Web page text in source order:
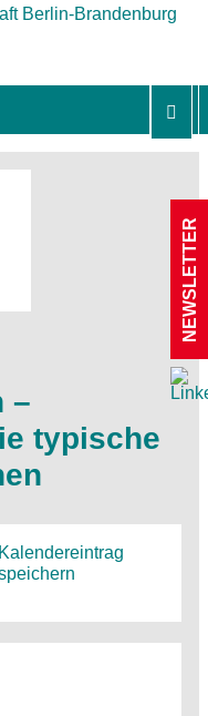
–
typische
Kalendereintrag
NEWSLETTER